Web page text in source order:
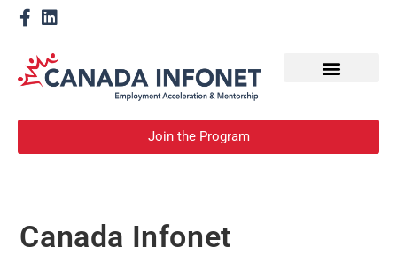
Join the Program
Canada Infonet